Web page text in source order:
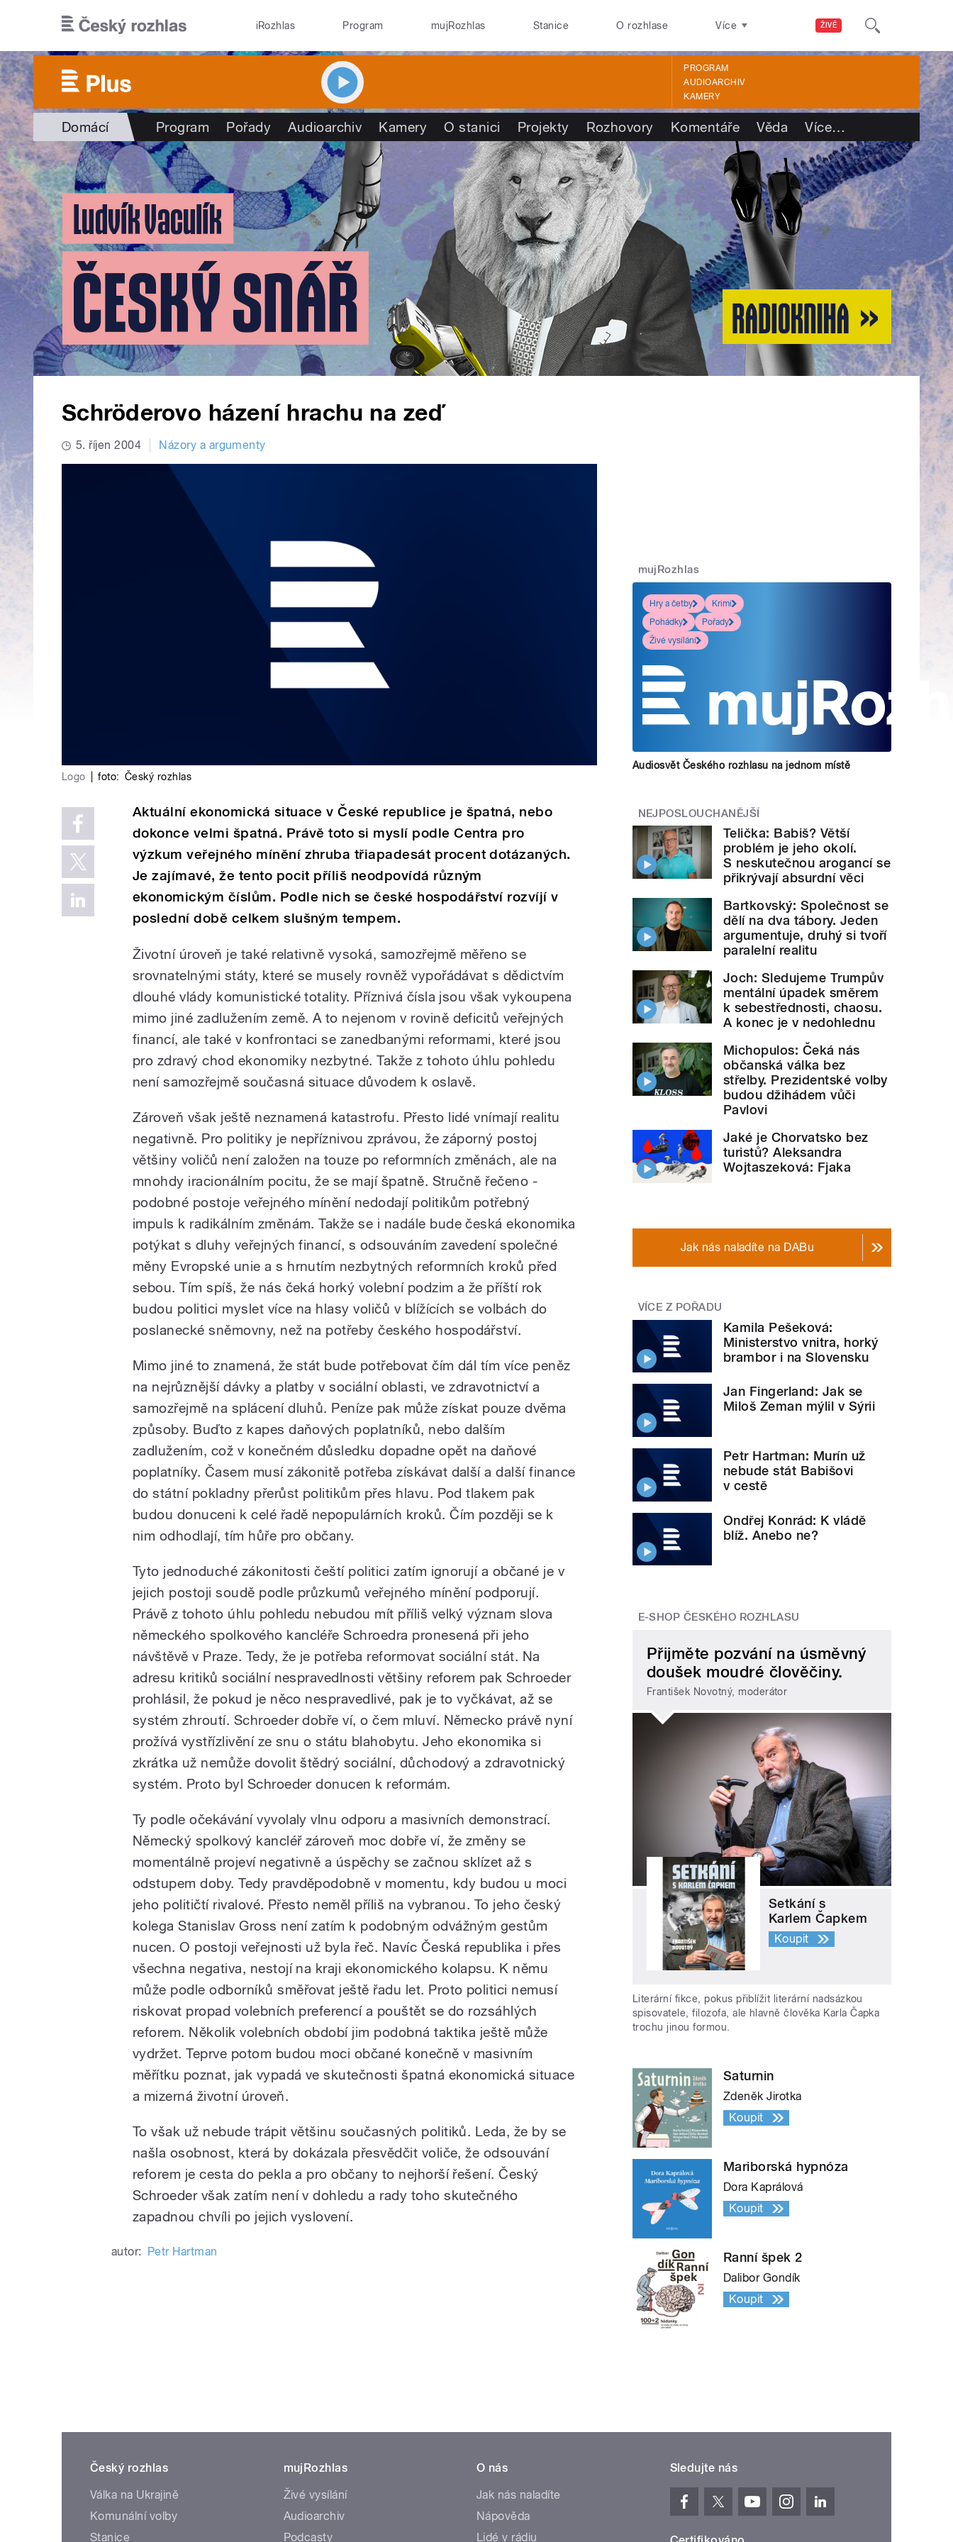
ŽIVĚ
iRozhlas Program mujRozhlas Stanice O rozhlase Více
PROGRAM
AUDIOARCHIV
KAMERY
Domácí Program Pořady Audioarchiv Kamery O stanici Projekty Rozhovory Komentáře Věda Více…
Schröderovo házení hrachu na zeď
5. říjen 2004 Názory a argumenty
Logo foto: Český rozhlas
Aktuální ekonomická situace v České republice je špatná, nebo
dokonce velmi špatná. Právě toto si myslí podle Centra pro
výzkum veřejného mínění zhruba třiapadesát procent dotázaných.
Je zajímavé, že tento pocit příliš neodpovídá různým
ekonomickým číslům. Podle nich se české hospodářství rozvíjí v
poslední době celkem slušným tempem.
Životní úroveň je také relativně vysoká, samozřejmě měřeno se
srovnatelnými státy, které se musely rovněž vypořádávat s dědictvím
dlouhé vlády komunistické totality. Příznivá čísla jsou však vykoupena
mimo jiné zadlužením země. A to nejenom v rovině deficitů veřejných
financí, ale také v konfrontaci se zanedbanými reformami, které jsou
pro zdravý chod ekonomiky nezbytné. Takže z tohoto úhlu pohledu
není samozřejmě současná situace důvodem k oslavě.
Zároveň však ještě neznamená katastrofu. Přesto lidé vnímají realitu
negativně. Pro politiky je nepříznivou zprávou, že záporný postoj
většiny voličů není založen na touze po reformních změnách, ale na
mnohdy iracionálním pocitu, že se mají špatně. Stručně řečeno -
podobné postoje veřejného mínění nedodají politikům potřebný
impuls k radikálním změnám. Takže se i nadále bude česká ekonomika
potýkat s dluhy veřejných financí, s odsouváním zavedení společné
měny Evropské unie a s hrnutím nezbytných reformních kroků před
sebou. Tím spíš, že nás čeká horký volební podzim a že příští rok
budou politici myslet více na hlasy voličů v blížících se volbách do
poslanecké sněmovny, než na potřeby českého hospodářství.
Mimo jiné to znamená, že stát bude potřebovat čím dál tím více peněz
na nejrůznější dávky a platby v sociální oblasti, ve zdravotnictví a
samozřejmě na splácení dluhů. Peníze pak může získat pouze dvěma
způsoby. Buďto z kapes daňových poplatníků, nebo dalším
zadlužením, což v konečném důsledku dopadne opět na daňové
poplatníky. Časem musí zákonitě potřeba získávat další a další finance
do státní pokladny přerůst politikům přes hlavu. Pod tlakem pak
budou donuceni k celé řadě nepopulárních kroků. Čím později se k
nim odhodlají, tím hůře pro občany.
Tyto jednoduché zákonitosti čeští politici zatím ignorují a občané je v
jejich postoji soudě podle průzkumů veřejného mínění podporují.
Právě z tohoto úhlu pohledu nebudou mít příliš velký význam slova
německého spolkového kancléře Schroedra pronesená při jeho
návštěvě v Praze. Tedy, že je potřeba reformovat sociální stát. Na
adresu kritiků sociální nespravedlnosti většiny reforem pak Schroeder
prohlásil, že pokud je něco nespravedlivé, pak je to vyčkávat, až se
systém zhroutí. Schroeder dobře ví, o čem mluví. Německo právě nyní
prožívá vystřízlivění ze snu o státu blahobytu. Jeho ekonomika si
zkrátka už nemůže dovolit štědrý sociální, důchodový a zdravotnický
systém. Proto byl Schroeder donucen k reformám.
Ty podle očekávání vyvolaly vlnu odporu a masivních demonstrací.
Německý spolkový kancléř zároveň moc dobře ví, že změny se
momentálně projeví negativně a úspěchy se začnou sklízet až s
odstupem doby. Tedy pravděpodobně v momentu, kdy budou u moci
jeho političtí rivalové. Přesto neměl příliš na vybranou. To jeho český
kolega Stanislav Gross není zatím k podobným odvážným gestům
nucen. O postoji veřejnosti už byla řeč. Navíc Česká republika i přes
všechna negativa, nestojí na kraji ekonomického kolapsu. K němu
může podle odborníků směřovat ještě řadu let. Proto politici nemusí
riskovat propad volebních preferencí a pouštět se do rozsáhlých
reforem. Několik volebních období jim podobná taktika ještě může
vydržet. Teprve potom budou moci občané konečně v masivním
měřítku poznat, jak vypadá ve skutečnosti špatná ekonomická situace
a mizerná životní úroveň.
To však už nebude trápit většinu současných politiků. Leda, že by se
našla osobnost, která by dokázala přesvědčit voliče, že odsouvání
reforem je cesta do pekla a pro občany to nejhorší řešení. Český
Schroeder však zatím není v dohledu a rady toho skutečného
zapadnou chvíli po jejich vyslovení.
autor: Petr Hartman
mujRozhlas
Hry a četby
Krimi
Pohádky
Pořady
Živé vysílání
Audiosvět Českého rozhlasu na jednom místě
NEJPOSLOUCHANĚJŠÍ
Telička: Babiš? Větší
problém je jeho okolí.
S neskutečnou arogancí se
přikrývají absurdní věci
Bartkovský: Společnost se
dělí na dva tábory. Jeden
argumentuje, druhý si tvoří
paralelní realitu
Joch: Sledujeme Trumpův
mentální úpadek směrem
k sebestřednosti, chaosu.
A konec je v nedohlednu
Michopulos: Čeká nás
občanská válka bez
střelby. Prezidentské volby
budou džihádem vůči
Pavlovi
Jaké je Chorvatsko bez
turistů? Aleksandra
Wojtaszeková: Fjaka
Jak nás naladíte na DABu
VÍCE Z POŘADU
Kamila Pešeková:
Ministerstvo vnitra, horký
brambor i na Slovensku
Jan Fingerland: Jak se
Miloš Zeman mýlil v Sýrii
Petr Hartman: Murín už
nebude stát Babišovi
v cestě
Ondřej Konrád: K vládě
blíž. Anebo ne?
E-SHOP ČESKÉHO ROZHLASU
Přijměte pozvání na úsměvný
doušek moudré člověčiny.
František Novotný, moderátor
Setkání s
Karlem Čapkem
Koupit
Literární fikce, pokus přiblížit literární nadsázkou
spisovatele, filozofa, ale hlavně člověka Karla Čapka
trochu jinou formou.
Saturnin
Zdeněk Jirotka
Koupit
Mariborská hypnóza
Dora Kaprálová
Koupit
Ranní špek 2
Dalibor Gondík
Koupit
Český rozhlas
Válka na Ukrajině
Komunální volby
Stanice
mujRozhlas
Živé vysílání
Audioarchiv
Podcasty
O nás
Jak nás naladíte
Nápověda
Lidé v rádiu
Sledujte nás